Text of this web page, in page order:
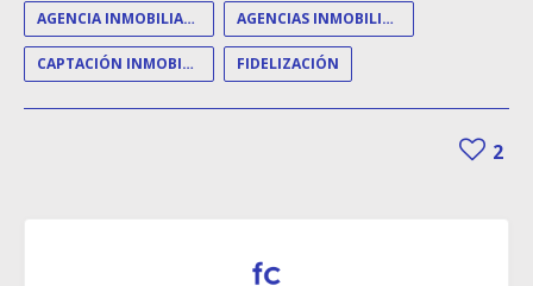
AGENCIA INMOBILIARIA AGENCIAS INMOBILIARIAS
CAPTACIÓN INMOBILIARIA FIDELIZACIÓN
2